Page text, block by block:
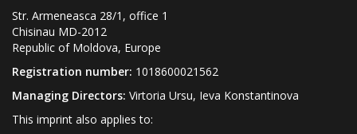
Str. Armeneasca 28/1, office 1
Chisinau MD-2012
Republic of Moldova, Europe
Registration number: 1018600021562
Managing Directors: Virtoria Ursu, Ieva Konstantinova
This imprint also applies to: